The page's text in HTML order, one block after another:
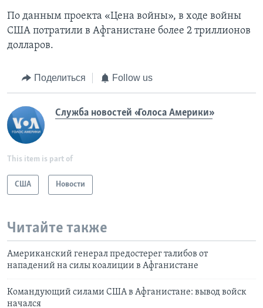
По данным проекта «Цена войны», в ходе войны
США потратили в Афганистане более 2 триллионов
долларов.
Поделиться Follow us
Служба новостей «Голоса Америки»
This item is part of
США Новости
Читайте также
Американский генерал предостерег талибов от
нападений на силы коалиции в Афганистане
Командующий силами США в Афганистане: вывод войск
начался